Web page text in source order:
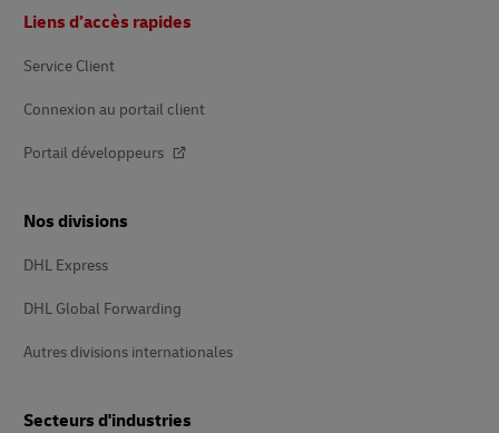
de
Liens d’accès rapides
Service Client
Connexion au portail client
Portail développeurs
Nos divisions
DHL Express
DHL Global Forwarding
Autres divisions internationales
Secteurs d'industries